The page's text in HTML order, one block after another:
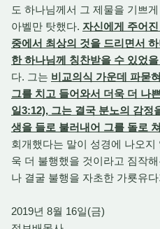
도 하나님께서 그 제물을 기쁘
아벨만 탓했다. 자신에게 주어
중에서 최상의 것을 드리면서
한 하나님께 칭찬받을 수 있었을
다. 그는 비교의식 가운데 파묻
그를 치고 들어와서 더욱 더 나
일3:12), 그는 결국 분노의 감정
생을 들로 불러내어 그를 돌로
회개했다는 말이 성경에 나오
욱 더 불행했을 것이라고 짐작
나 결굴 불행을 자초한 가룟유
2019년 8월 16일(금)